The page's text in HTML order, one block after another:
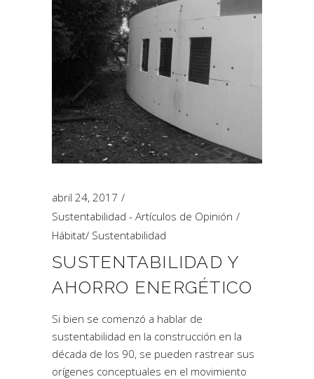
abril 24, 2017
Sustentabilidad - Artículos de Opinión
Hábitat/ Sustentabilidad
SUSTENTABILIDAD Y
AHORRO ENERGÉTICO
Si bien se comenzó a hablar de
sustentabilidad en la construcción en la
década de los 90, se pueden rastrear sus
orígenes conceptuales en el movimiento